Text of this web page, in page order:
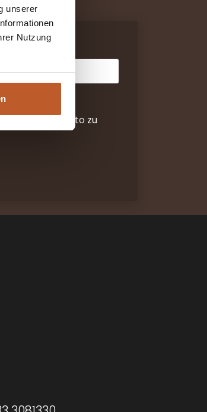
unserer
Nutzung
zu Ihrem Konto zu